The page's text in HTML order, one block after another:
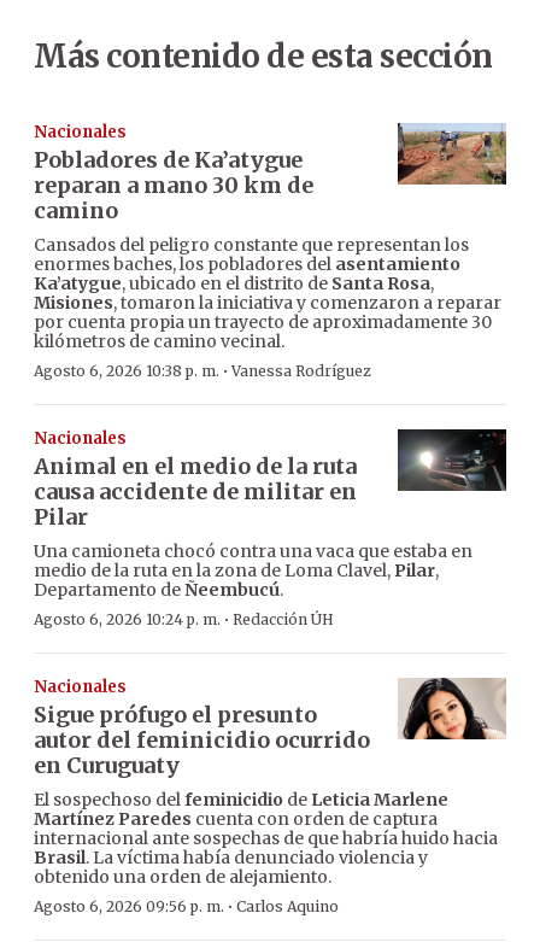
Más contenido de esta sección
Nacionales
Pobladores de Ka’atygue
reparan a mano 30 km de
camino
Cansados del peligro constante que representan los
enormes baches, los pobladores del asentamiento
Ka’atygue, ubicado en el distrito de Santa Rosa,
Misiones, tomaron la iniciativa y comenzaron a reparar
por cuenta propia un trayecto de aproximadamente 30
kilómetros de camino vecinal.
Agosto 6, 2026 10:38 p. m. ·Vanessa Rodríguez
Nacionales
Animal en el medio de la ruta
causa accidente de militar en
Pilar
Una camioneta chocó contra una vaca que estaba en
medio de la ruta en la zona de Loma Clavel, Pilar,
Departamento deÑeembucú.
Agosto 6, 2026 10:24 p. m. · Redacción ÚH
Nacionales
Sigue prófugo el presunto
autor del feminicidio ocurrido
en Curuguaty
El sospechoso delfeminicidio de Leticia Marlene
Martínez Paredes cuenta con orden de captura
internacional ante sospechas de que habría huido hacia
Brasil. La víctima había denunciado violencia y
obtenido una orden de alejamiento.
Agosto 6, 2026 09:56 p. m. · Carlos Aquino